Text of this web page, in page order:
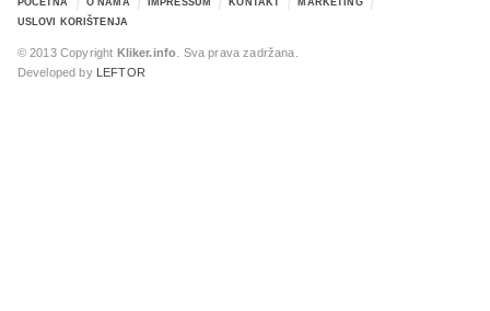
POČETNA O NAMA IMPRESSUM KONTAKT
MARKETING
USLOVI KORIŠTENJA
© 2013 Copyright Kliker.info . Sva prava zadržana.
Developed by
LEFTOR